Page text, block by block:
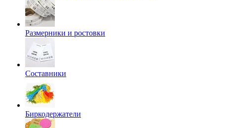
Размерники и ростовки
Составники
Биркодержатели